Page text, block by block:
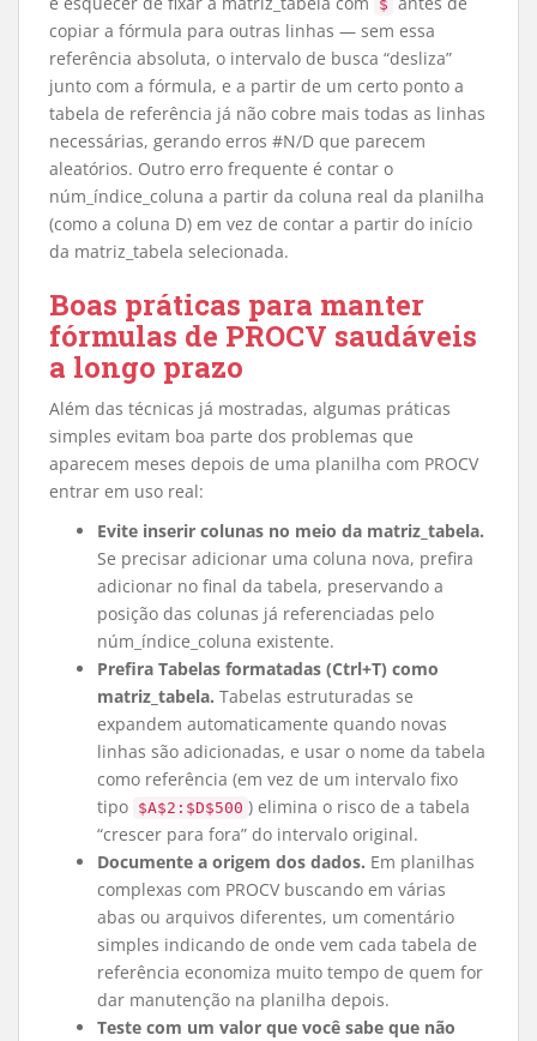
$
copiar a fórmula para outras linhas — sem essa
referência absoluta, o intervalo de busca “desliza”
junto com a fórmula, e a partir de um certo ponto a
tabela de referência já não cobre mais todas as linhas
necessárias, gerando erros #N/D que parecem
aleatórios. Outro erro frequente é contar o
núm_índice_coluna a partir da coluna real da planilha
(como a coluna D) em vez de contar a partir do início
da matriz_tabela selecionada.
Boas práticas para manter
fórmulas de PROCV saudáveis
a longo prazo
Além das técnicas já mostradas, algumas práticas
simples evitam boa parte dos problemas que
aparecem meses depois de uma planilha com PROCV
entrar em uso real:
Evite inserir colunas no meio da matriz_tabela.
Se precisar adicionar uma coluna nova, prefira
adicionar no final da tabela, preservando a
posição das colunas já referenciadas pelo
núm_índice_coluna existente.
Prefira Tabelas formatadas (Ctrl+T) como
matriz_tabela. Tabelas estruturadas se
expandem automaticamente quando novas
linhas são adicionadas, e usar o nome da tabela
como referência (em vez de um intervalo fixo
tipo $A$2:$D$500 ) elimina o risco de a tabela
“crescer para fora” do intervalo original.
Documente a origem dos dados. Em planilhas
complexas com PROCV buscando em várias
abas ou arquivos diferentes, um comentário
simples indicando de onde vem cada tabela de
referência economiza muito tempo de quem for
dar manutenção na planilha depois.
Teste com um valor que você sabe que não